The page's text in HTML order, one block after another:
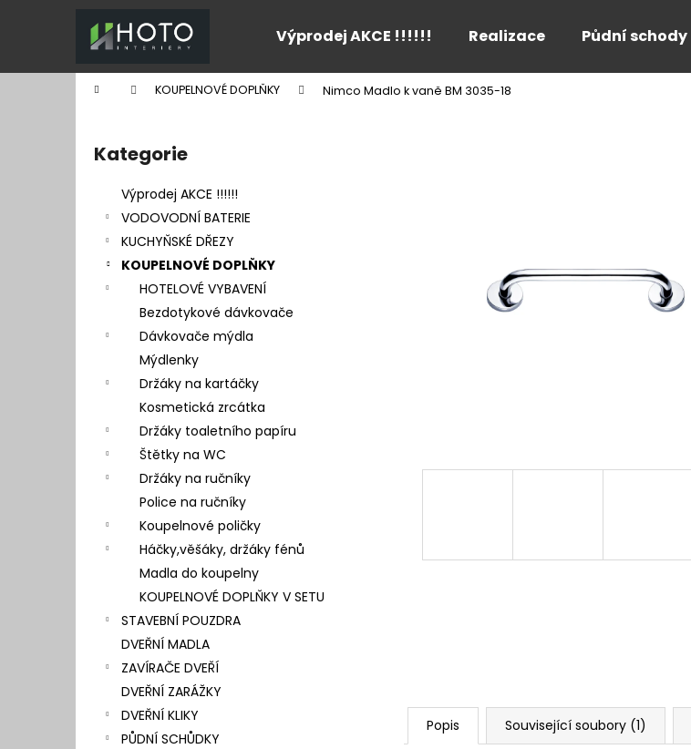
Výprodej AKCE !!!!!! Realizace Půdní schody
Domů KOUPELNOVÉ DOPLŇKY Nimco Madlo k vaně BM 3035-18
Přeskočit
kategorie
Kategorie
Výprodej AKCE !!!!!!
VODOVODNÍ BATERIE
KUCHYŇSKÉ DŘEZY
KOUPELNOVÉ DOPLŇKY
HOTELOVÉ VYBAVENÍ
Bezdotykové dávkovače
Dávkovače mýdla
Mýdlenky
Držáky na kartáčky
Kosmetická zrcátka
Držáky toaletního papíru
Štětky na WC
Držáky na ručníky
Police na ručníky
Koupelnové poličky
Háčky,věšáky, držáky fénů
Madla do koupelny
KOUPELNOVÉ DOPLŇKY V SETU
STAVEBNÍ POUZDRA
DVEŘNÍ MADLA
ZAVÍRAČE DVEŘÍ
DVEŘNÍ ZARÁŽKY
DVEŘNÍ KLIKY
PŮDNÍ SCHŮDKY
Popis Související soubory (1)
í
Zpět
do
Zpět
do
Co potřebujete najít?